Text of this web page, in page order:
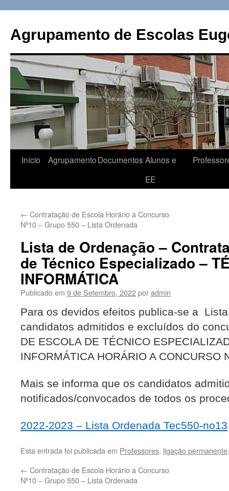
o
conteúdo
Agrupamento de Escolas
Início AgrupamentoDocumentos Alunos e
EE
← Contratação de Escola Horário a Concurso
Nº10 – Grupo 550 – Lista Ordenada
Lista de Ordenação –
de Técnico Especializado –
INFORMÁTICA
Publicado em 9 de Setembro, 2022poradmin
Para os devidos efeitos publica-se a
candidatos admitidos e excluídos do
DE ESCOLA DE TÉCNICO
INFORMÁTICA HORÁRIO A CONCURSO
Mais se informa que os candidatos
notificados/convocados de todos os
2022-2023 – Lista Ordenada Tec550-no13
Esta entrada foi publicada em Professores. ligação permanente.
← Contratação de Escola Horário a Concurso
Nº10 – Grupo 550 – Lista Ordenada